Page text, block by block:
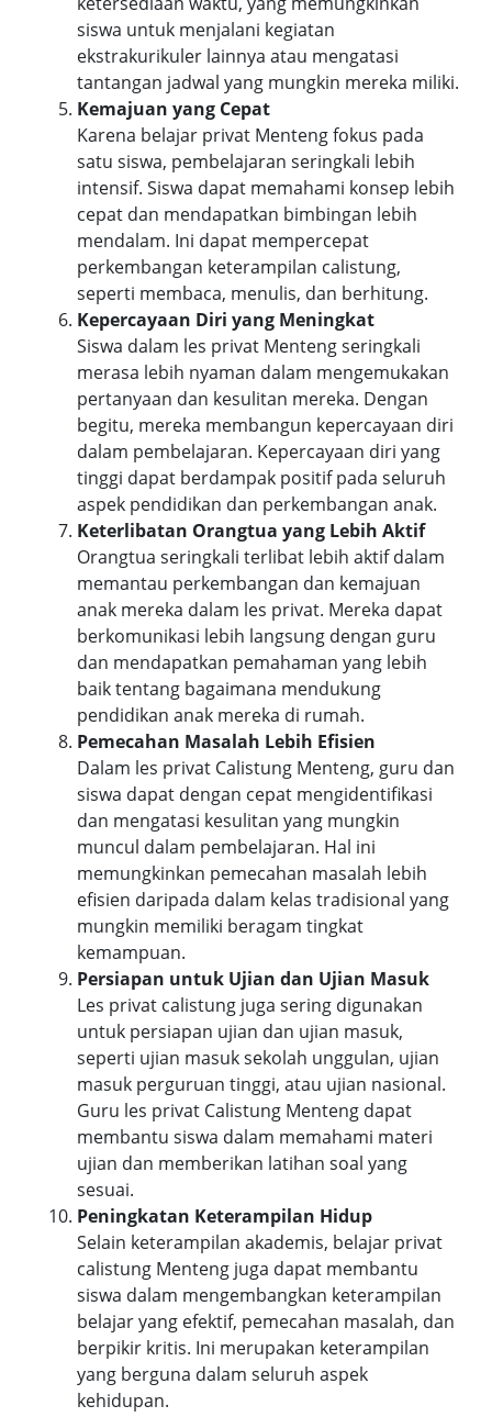
siswa untuk menjalani kegiatan
ekstrakurikuler lainnya atau mengatasi
tantangan jadwal yang mungkin mereka miliki.
Kemajuan yang Cepat
Karena belajar privat Menteng fokus pada
satu siswa, pembelajaran seringkali lebih
intensif. Siswa dapat memahami konsep lebih
cepat dan mendapatkan bimbingan lebih
mendalam. Ini dapat mempercepat
perkembangan keterampilan calistung,
seperti membaca, menulis, dan berhitung.
Kepercayaan Diri yang Meningkat
Siswa dalam les privat Menteng seringkali
merasa lebih nyaman dalam mengemukakan
pertanyaan dan kesulitan mereka. Dengan
begitu, mereka membangun kepercayaan diri
dalam pembelajaran. Kepercayaan diri yang
tinggi dapat berdampak positif pada seluruh
aspek pendidikan dan perkembangan anak.
Keterlibatan Orangtua yang Lebih Aktif
Orangtua seringkali terlibat lebih aktif dalam
memantau perkembangan dan kemajuan
anak mereka dalam les privat. Mereka dapat
berkomunikasi lebih langsung dengan guru
dan mendapatkan pemahaman yang lebih
baik tentang bagaimana mendukung
pendidikan anak mereka di rumah.
Pemecahan Masalah Lebih Efisien
Dalam les privat Calistung Menteng, guru dan
siswa dapat dengan cepat mengidentifikasi
dan mengatasi kesulitan yang mungkin
muncul dalam pembelajaran. Hal ini
memungkinkan pemecahan masalah lebih
efisien daripada dalam kelas tradisional yang
mungkin memiliki beragam tingkat
kemampuan.
Persiapan untuk Ujian dan Ujian Masuk
Les privat calistung juga sering digunakan
untuk persiapan ujian dan ujian masuk,
seperti ujian masuk sekolah unggulan, ujian
masuk perguruan tinggi, atau ujian nasional.
Guru les privat Calistung Menteng dapat
membantu siswa dalam memahami materi
ujian dan memberikan latihan soal yang
sesuai.
Peningkatan Keterampilan Hidup
Selain keterampilan akademis, belajar privat
calistung Menteng juga dapat membantu
siswa dalam mengembangkan keterampilan
belajar yang efektif, pemecahan masalah, dan
berpikir kritis. Ini merupakan keterampilan
yang berguna dalam seluruh aspek
kehidupan.